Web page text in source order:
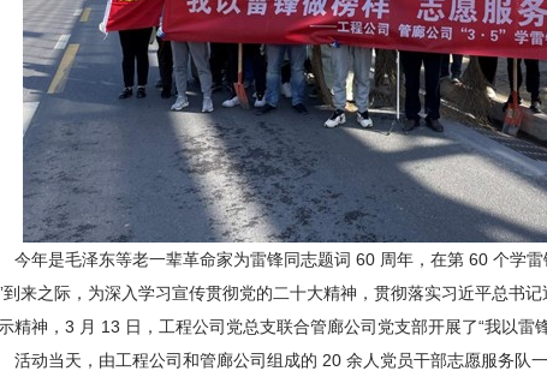
今年是毛泽东等老一辈革命家为雷锋同志题词 60 周年，在第 60 个学
到来之际，为深入学习宣传贯彻党的二十大精神，贯彻落实习近平总书
精神，3 月 13 日，工程公司党总支联合管廊公司党支部开展了“我以雷
活动当天，由工程公司和管廊公司组成的 20 余人党员干部志愿服务队